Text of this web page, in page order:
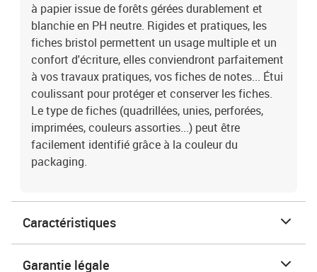
à papier issue de forêts gérées durablement et
blanchie en PH neutre. Rigides et pratiques, les
fiches bristol permettent un usage multiple et un
confort d'écriture, elles conviendront parfaitement
à vos travaux pratiques, vos fiches de notes... Étui
coulissant pour protéger et conserver les fiches.
Le type de fiches (quadrillées, unies, perforées,
imprimées, couleurs assorties...) peut être
facilement identifié grâce à la couleur du
packaging.
Caractéristiques
Garantie légale